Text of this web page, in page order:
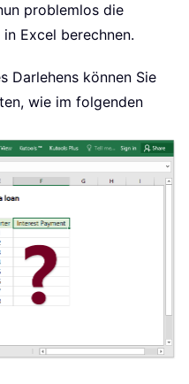
problemlos die
Excel berechnen.
Darlehens können Sie
wie im folgenden